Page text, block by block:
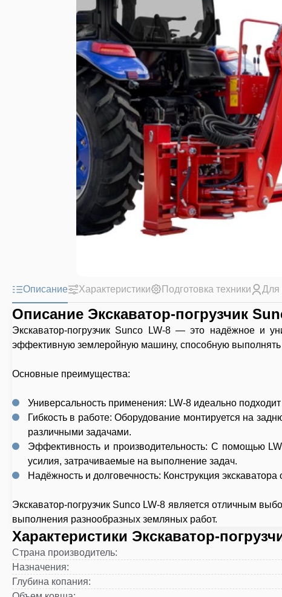
Описание Характеристики Подготовка техники Для
Описание Экскаватор-погрузчик
Экскаватор‑погрузчик Sunco LW‑8 — это надёжное и
эффективную землеройную машину, способную выполнять
Основные преимущества:
Универсальность применения: LW‑8 идеально
Гибкость в работе: Оборудование монтируется на
различными задачами.
Эффективность и производительность: С помощью
усилия, затрачиваемые на выполнение задач.
Надёжность и долговечность: Конструкция
Экскаватор‑погрузчик Sunco LW‑8 является отличным
выполнения разнообразных земляных работ.
Характеристики Экскаватор-
Страна производитель:
Назначения:
Глубина копания: